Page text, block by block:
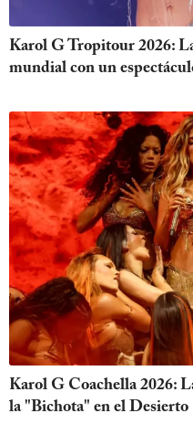
Karol G Tropitour 2026:
mundial con un
Karol G Coachella 2026:
la "Bichota" en el Desierto